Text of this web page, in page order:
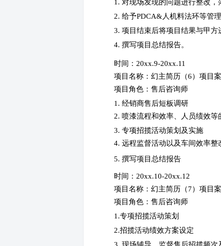
1. 对现场发现的问题进行整改
2. 给予PDCA&人机料法环等管
3. 项目结束后将项目结果与甲
4. 撰写项目总结报告。
时间：20xx.9-20xx.11
项目名称：幻主简历（6）项目
项目角色：售后咨询师
1. 经销商售后短板调研
2. 喷漆流程和效率、人员绩效等
3. 专项招揽活动策划及实施
4. 远程监督活动以及车间效率整
5. 撰写项目总结报告
时间：20xx.10-20xx.12
项目名称：幻主简历（7）项目
项目角色：售后咨询师
1.专项招揽活动策划
2.招揽活动绩效方案设定